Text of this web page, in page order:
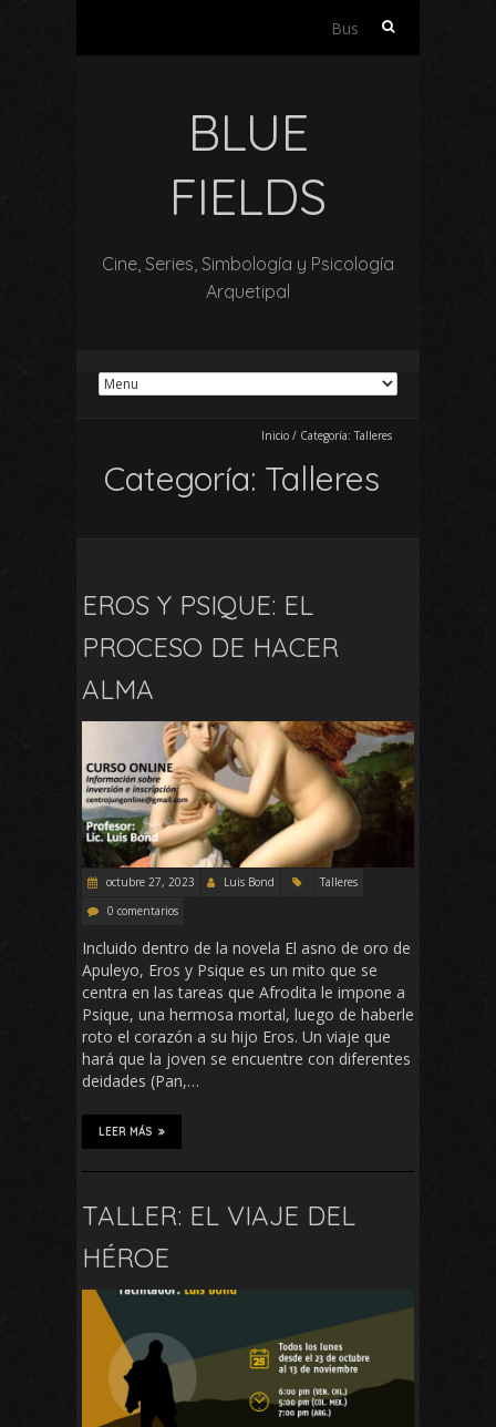
Buscar:
BLUE
FIELDS
Cine, Series, Simbología y Psicología
Arquetipal
Inicio / Categoría: Talleres
Categoría: Talleres
EROS Y PSIQUE: EL
PROCESO DE HACER
ALMA
octubre 27, 2023 Luis Bond
Talleres
0 comentarios
Incluido dentro de la novela El asno de oro de
Apuleyo, Eros y Psique es un mito que se
centra en las tareas que Afrodita le impone a
Psique, una hermosa mortal, luego de haberle
roto el corazón a su hijo Eros. Un viaje que
hará que la joven se encuentre con diferentes
deidades (Pan,…
LEER MÁS
TALLER: EL VIAJE DEL
HÉROE